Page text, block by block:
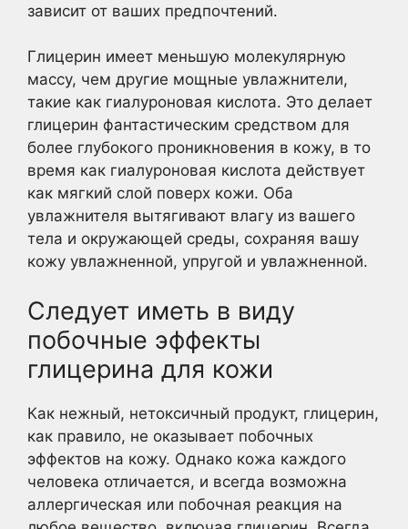
зависит от ваших предпочтений.
Глицерин имеет меньшую молекулярную
массу, чем другие мощные увлажнители,
такие как гиалуроновая кислота. Это делает
глицерин фантастическим средством для
более глубокого проникновения в кожу, в то
время как гиалуроновая кислота действует
как мягкий слой поверх кожи. Оба
увлажнителя вытягивают влагу из вашего
тела и окружающей среды, сохраняя вашу
кожу увлажненной, упругой и увлажненной.
Следует иметь в виду
побочные эффекты
глицерина для кожи
Как нежный, нетоксичный продукт, глицерин,
как правило, не оказывает побочных
эффектов на кожу. Однако кожа каждого
человека отличается, и всегда возможна
аллергическая или побочная реакция на